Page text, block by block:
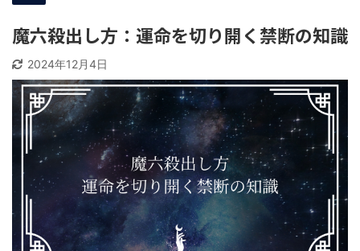
魔六殺出し方：運命を切り開く禁断の知識
2024年12月4日